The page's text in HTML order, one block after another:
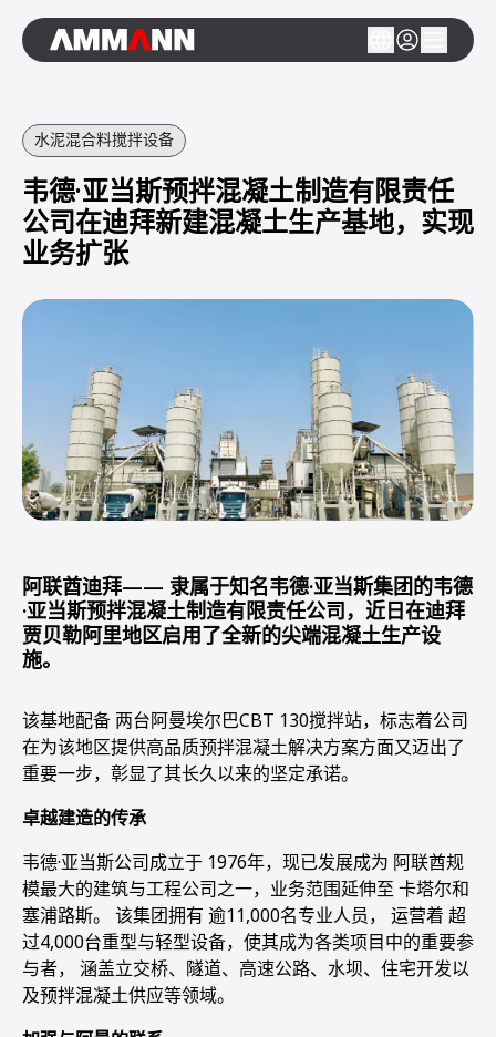
水泥混合料搅拌设备
韦德·亚当斯预拌混凝土制造有限责任
公司在迪拜新建混凝土生产基地，实现
业务扩张
阿联酋迪拜—— 隶属于知名韦德·亚当斯集团的韦德
·亚当斯预拌混凝土制造有限责任公司，近日在迪拜
贾贝勒阿里地区启用了全新的尖端混凝土生产设
施。
该基地配备 两台阿曼埃尔巴CBT 130搅拌站，标志着公司
在为该地区提供高品质预拌混凝土解决方案方面又迈出了
重要一步，彰显了其长久以来的坚定承诺。
卓越建造的传承
韦德·亚当斯公司成立于 1976年，现已发展成为 阿联酋规
模最大的建筑与工程公司之一，业务范围延伸至 卡塔尔和
塞浦路斯。 该集团拥有 逾11,000名专业人员， 运营着 超
过4,000台重型与轻型设备，使其成为各类项目中的重要参
与者， 涵盖立交桥、隧道、高速公路、水坝、住宅开发以
及预拌混凝土供应等领域。